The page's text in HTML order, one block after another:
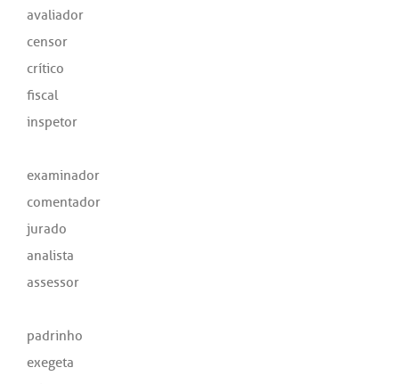
avaliador
censor
crítico
fiscal
inspetor
examinador
comentador
jurado
analista
assessor
padrinho
exegeta